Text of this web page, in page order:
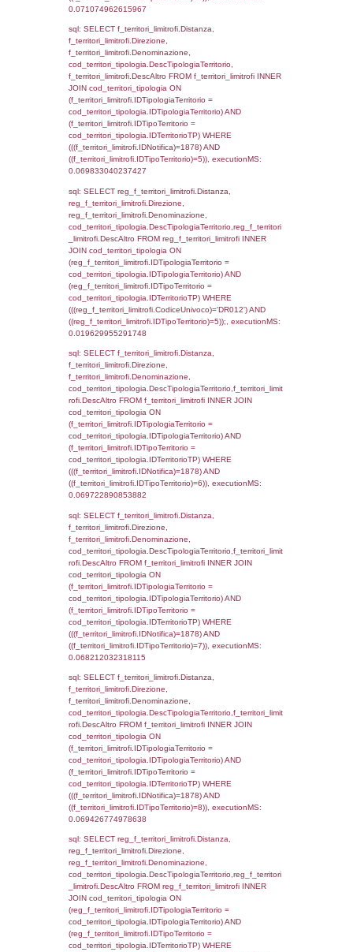
'%d/%m/%Y') as DataUltimoPIR FROM
WHERE (((d3_ispezioni.IDNotifica)=1878)),
0.00049209594726562
sql: SELECT el_nazioni.DescIT,
FROM f_confini_stato INNER JOIN
f_confini_stato.IDStato = el_nazioni.IDStato
f_confini_stato.IDNotifica = 1878;,
0.00058197975158691
el_comuni.Comune,
f_confini INNER JOIN ((el_comuni INNER
ON el_comuni.IstProvincia =
INNER JOIN el_regioni ON
el_regioni.IstRegione) ON
el_comuni.IstComune WHERE
(((f_confini.IDNotifica)=1878));,
0.00047898292541504
sql: SELECT el_regioni.Regione,
el_comuni.Comune,
reg_f_confini INNER JOIN ((el_comuni
el_province ON el_comuni.IstProvincia =
el_province.IstProvincia) INNER JOIN
el_province.IstRegione =
reg_f_confini.IDComune =
(((reg_f_confini.CodiceUnivoco)='DR012'));,
0.00082206726074219
sql: SELECT
SEPARATOR '; ') AS DescAltro,
f_territori_limitrofi INNER JOIN
(f_territori_limitrofi.IDTipologiaTerritorio =
cod_territori_tipologia.IDTipologiaTerritorio
f_territori_limitrofi.IDTipoTerritorio =
cod_territori_tipologia.IDTerritorioTP )
((f_territori_limitrofi.IDNotifica) = 1878 ) AND
cod_territori_tipologia.IDTerritorioTP = 1)
executionMS: 0.052226066589355
sql: SELECT f_territori_limitrofi.Distanza,
f_territori_limitrofi.Direzione,
f_territori_limitrofi.Denominazione,
f_territori_limitrofi.DescAltro,
f_territori_limitrofi INNER JOIN
(f_territori_limitrofi.IDTipologiaTerritorio =
cod_territori_tipologia.IDTipologiaTerritorio)
(f_territori_limitrofi.IDTipoTerritorio =
cod_territori_tipologia.IDTerritorioTP)
(((f_territori_limitrofi.IDNotifica)=1878) AND